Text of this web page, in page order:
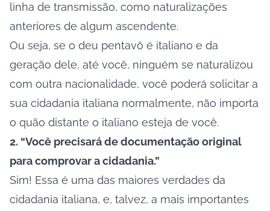
linha de transmissão, como naturalizações
anteriores de algum ascendente.
Ou seja, se o deu pentavô é italiano e da
geração dele, até você, ninguém se naturalizou
com outra nacionalidade, você poderá solicitar a
sua cidadania italiana normalmente, não importa
o quão distante o italiano esteja de você.
2. “Você precisará de documentação original
para comprovar a cidadania.”
Sim! Essa é uma das maiores verdades da
cidadania italiana, e, talvez, a mais importantes